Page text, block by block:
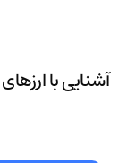
آشنایی با